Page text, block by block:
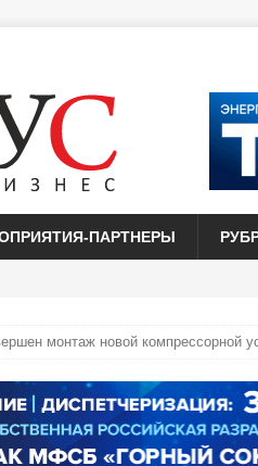
ПАРТНЕРЫ
монтаж новой компрессорной